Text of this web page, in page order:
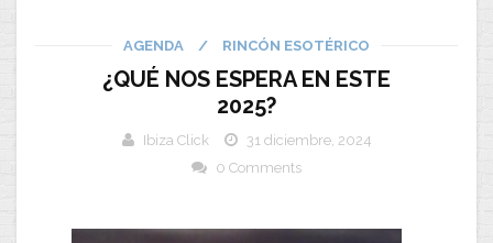
AGENDA / RINCÓN ESOTÉRICO
¿QUÉ NOS ESPERA EN ESTE
2025?
Ibiza Click
31 diciembre, 2024
0 Comments